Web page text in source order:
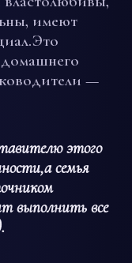
имеют
—
этого
семья
выполнить все